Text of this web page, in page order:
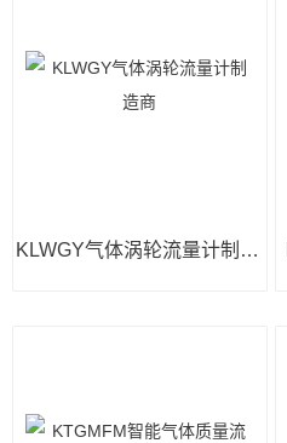
KLWGY气体涡轮流量计制造商